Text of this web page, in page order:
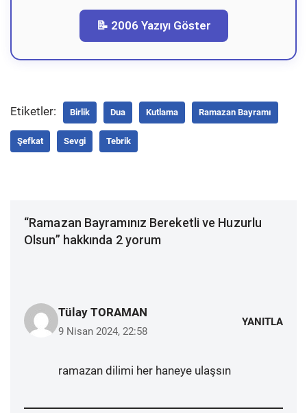
📝 2006 Yazıyı Göster
Etiketler: Birlik Dua Kutlama Ramazan Bayramı
Şefkat Sevgi Tebrik
“Ramazan Bayramınız Bereketli ve Huzurlu
Olsun” hakkında 2 yorum
Tülay TORAMAN
9 Nisan 2024, 22:58
YANITLA
ramazan dilimi her haneye ulaşsın